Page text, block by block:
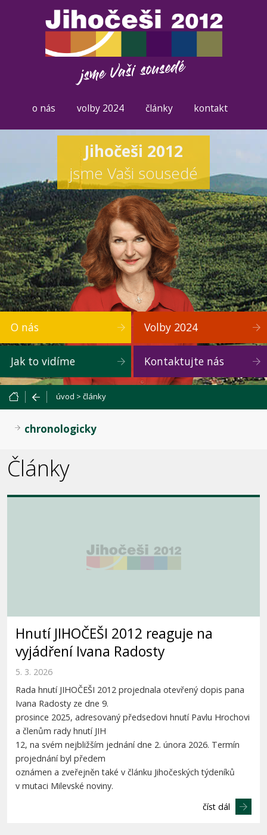
o nás volby 2024 články kontakt
Jihočeši 2012
jsme Vaši sousedé
O nás Volby 2024
Jak to vidíme Kontaktujte nás
úvod > články
chronologicky
Články
Hnutí JIHOČEŠI 2012 reaguje na
vyjádření Ivana Radosty
5. 3. 2026
Rada hnutí JIHOČEŠI 2012 projednala otevřený dopis pana
Ivana Radosty ze dne 9.
prosince 2025, adresovaný předsedovi hnutí Pavlu Hrochovi
a členům rady hnutí JIH
12, na svém nejbližším jednání dne 2. února 2026. Termín
projednání byl předem
oznámen a zveřejněn také v článku Jihočeských týdeníků
v mutaci Milevské noviny.
číst dál